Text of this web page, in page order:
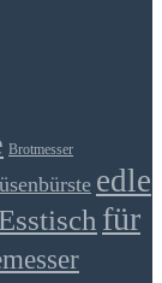
Brotmesser
edle
für